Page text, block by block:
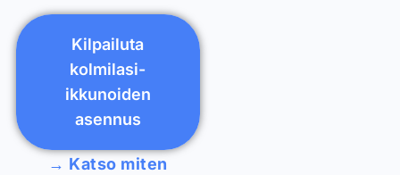
Kilpailuta
kolmilasi-
ikkunoiden
asennus
→ Katso miten